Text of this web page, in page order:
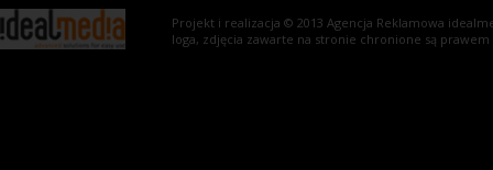
Projekt i realizacja © 2013 Agencja Reklamowa
loga, zdjęcia zawarte na stronie chronione są